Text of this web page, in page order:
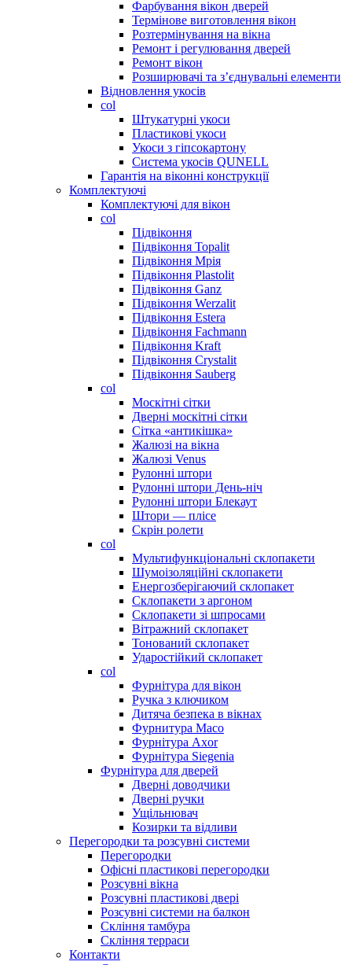
Фарбування вікон дверей
Термінове виготовлення вікон
Розтермінування на вікна
Ремонт і регулювання дверей
Ремонт вікон
Розширювачі та з’єднувальні елементи
Відновлення укосів
col
Штукатурні укоси
Пластикові укоси
Укоси з гіпсокартону
Система укосів QUNELL
Гарантія на віконні конструкції
Комплектуючі
Комплектуючі для вікон
col
Підвіконня
Підвіконня Topalit
Підвіконня Мрія
Підвіконня Plastolit
Підвіконня Ganz
Підвіконня Werzalit
Підвіконня Estera
Підвіконня Fachmann
Підвіконня Kraft
Підвіконня Crystalit
Підвіконня Sauberg
col
Москітні сітки
Дверні москітні сітки
Сітка «антикішка»
Жалюзі на вікна
Жалюзі Venus
Рулонні штори
Рулонні штори День-ніч
Рулонні штори Блекаут
Штори — плісе
Скрін ролети
col
Мультифункціональні склопакети
Шумоізоляційні склопакети
Енергозберігаючий склопакет
Склопакети з аргоном
Склопакети зі шпросами
Вітражний склопакет
Тонований склопакет
Ударостійкий склопакет
col
Фурнітура для вікон
Ручка з ключиком
Дитяча безпека в вікнах
Фурнитура Maco
Фурнітура Axor
Фурнітура Siegenia
Фурнітура для дверей
Дверні доводчики
Дверні ручки
Ущільнювач
Козирки та відливи
Перегородки та розсувні системи
Перегородки
Офісні пластикові перегородки
Розсувні вікна
Розсувні пластикові двері
Розсувні системи на балкон
Скління тамбура
Скління терраси
Контакти